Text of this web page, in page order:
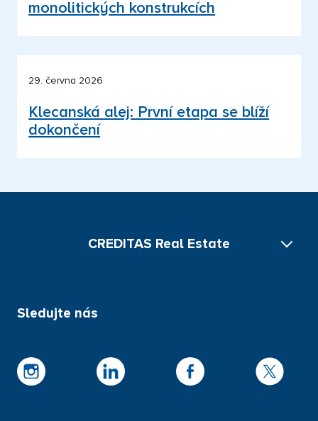
monolitických konstrukcích
Klecanská alej: První etapa se blíží
dokončení
29. června 2026
CREDITAS Real Estate
Pro média
Sledujte nás